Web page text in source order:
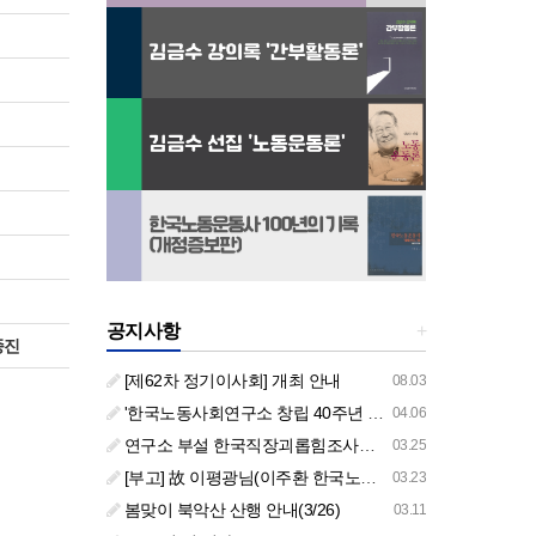
+
공지사항
08.03
[제62차 정기이사회] 개최 안내
04.06
'한국노동사회연구소 창립 40주년 기념 행사 안내'
03.25
연구소 부설 한국직장괴롭힘조사센터 '2026년도 주요 사업 안내' (교육/컨설팅)
03.23
[부고] 故 이평광님(이주환 한국노동사회연구소 부소장 부친상)
03.11
봄맞이 북악산 산행 안내(3/26)